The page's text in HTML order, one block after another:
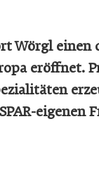
Wörgl einen
eröffnet.
eigenen